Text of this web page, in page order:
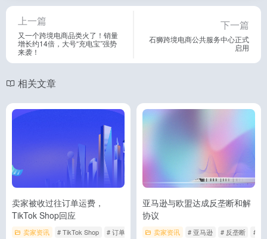
上一篇
又一个跨境电商品类火了！销量
增长约14倍，大号“充电宝”强势
来袭！
下一篇
石狮跨境电商公共服务中心正式
启用
相关文章
卖家被收过往订单运费，
TikTok Shop回应
卖家资讯 # TikTok Shop # 订单 # 运费
亚马逊与欧盟达成反垄断和解
协议
卖家资讯 # 亚马逊 # 反垄断 # 欧